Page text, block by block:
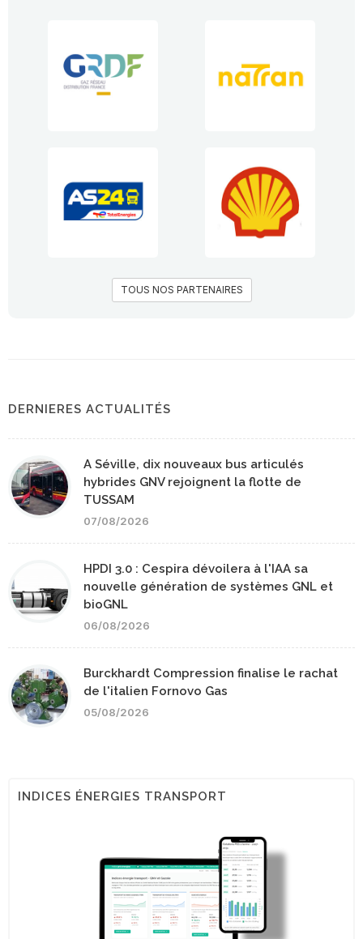
TOUS NOS PARTENAIRES
DERNIERES ACTUALITÉS
A Séville, dix nouveaux bus articulés
hybrides GNV rejoignent la flotte de
TUSSAM
07/08/2026
HPDI 3.0 : Cespira dévoilera à l'IAA sa
nouvelle génération de systèmes GNL et
bioGNL
06/08/2026
Burckhardt Compression finalise le rachat
de l'italien Fornovo Gas
05/08/2026
INDICES ÉNERGIES TRANSPORT